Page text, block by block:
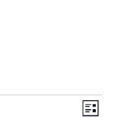
Liste